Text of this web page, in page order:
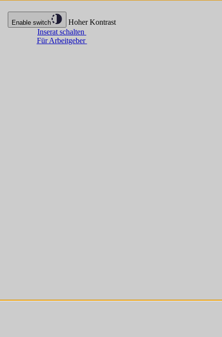
Enable switch
Hoher Kontrast
Inserat schalten
Für Arbeitgeber